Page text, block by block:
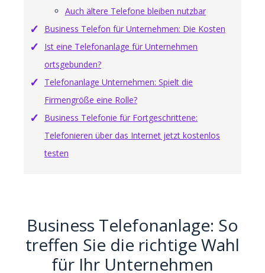
Auch ältere Telefone bleiben nutzbar
Business Telefon für Unternehmen: Die Kosten
Ist eine Telefonanlage für Unternehmen
ortsgebunden?
Telefonanlage Unternehmen: Spielt die
Firmengröße eine Rolle?
Business Telefonie für Fortgeschrittene:
Telefonieren über das Internet jetzt kostenlos
testen
Business Telefonanlage: So
treffen Sie die richtige Wahl
für Ihr Unternehmen